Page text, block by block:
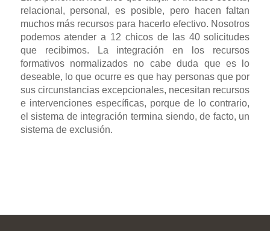
relacional, personal, es posible, pero hacen faltan
muchos más recursos para hacerlo efectivo. Nosotros
podemos atender a 12 chicos de las 40 solicitudes
que recibimos. La integración en los recursos
formativos normalizados no cabe duda que es lo
deseable, lo que ocurre es que hay personas que por
sus circunstancias excepcionales, necesitan recursos
e intervenciones específicas, porque de lo contrario,
el sistema de integración termina siendo, de facto, un
sistema de exclusión.